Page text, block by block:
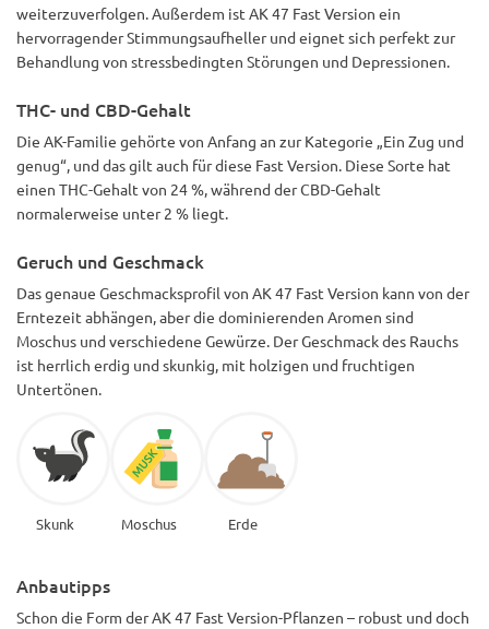
weiterzuverfolgen. Außerdem ist AK 47 Fast Version ein
hervorragender Stimmungsaufheller und eignet sich perfekt zur
Behandlung von stressbedingten Störungen und Depressionen.
THC- und CBD-Gehalt
Die AK-Familie gehörte von Anfang an zur Kategorie „Ein Zug und
genug“, und das gilt auch für diese Fast Version. Diese Sorte hat
einen THC-Gehalt von 24 %, während der CBD-Gehalt
normalerweise unter 2 % liegt.
Geruch und Geschmack
Das genaue Geschmacksprofil von AK 47 Fast Version kann von der
Erntezeit abhängen, aber die dominierenden Aromen sind
Moschus und verschiedene Gewürze. Der Geschmack des Rauchs
ist herrlich erdig und skunkig, mit holzigen und fruchtigen
Untertönen.
Skunk Moschus Erde
Anbautipps
Schon die Form der AK 47 Fast Version-Pflanzen – robust und doch